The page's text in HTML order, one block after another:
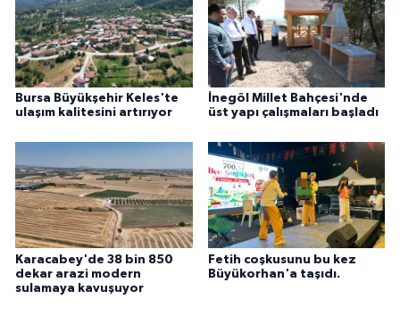
Bursa Büyükşehir Keles'te
ulaşım kalitesini artırıyor
İnegöl Millet Bahçesi'nde
üst yapı çalışmaları başladı
Karacabey'de 38 bin 850
dekar arazi modern
sulamaya kavuşuyor
Fetih coşkusunu bu kez
Büyükorhan'a taşıdı.